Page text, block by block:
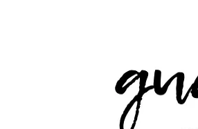
Überschrift 2